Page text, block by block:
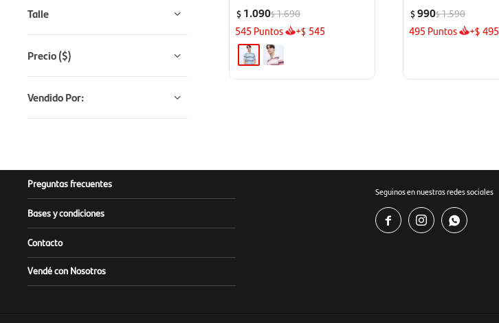
$ 1.090$1.690
545 Puntos +$ 545
$990$1.590
495 Puntos +$ 495
Talle
Precio($)
Vendido Por:
Preguntas frecuentes
Bases y condiciones
Contacto
Vendé con Nosotros
Seguinos en nuestras redes sociales
  